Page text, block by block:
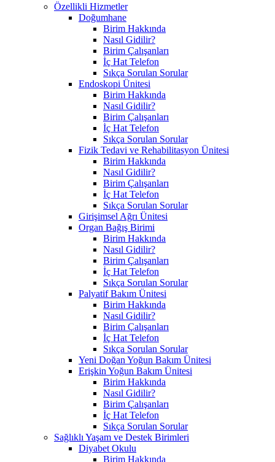
Özellikli Hizmetler
Doğumhane
Birim Hakkında
Nasıl Gidilir?
Birim Çalışanları
İç Hat Telefon
Sıkça Sorulan Sorular
Endoskopi Ünitesi
Birim Hakkında
Nasıl Gidilir?
Birim Çalışanları
İç Hat Telefon
Sıkça Sorulan Sorular
Fizik Tedavi ve Rehabilitasyon Ünitesi
Birim Hakkında
Nasıl Gidilir?
Birim Çalışanları
İç Hat Telefon
Sıkça Sorulan Sorular
Girişimsel Ağrı Ünitesi
Organ Bağış Birimi
Birim Hakkında
Nasıl Gidilir?
Birim Çalışanları
İç Hat Telefon
Sıkça Sorulan Sorular
Palyatif Bakım Ünitesi
Birim Hakkında
Nasıl Gidilir?
Birim Çalışanları
İç Hat Telefon
Sıkça Sorulan Sorular
Yeni Doğan Yoğun Bakım Ünitesi
Erişkin Yoğun Bakım Ünitesi
Birim Hakkında
Nasıl Gidilir?
Birim Çalışanları
İç Hat Telefon
Sıkça Sorulan Sorular
Sağlıklı Yaşam ve Destek Birimleri
Diyabet Okulu
Birim Hakkında